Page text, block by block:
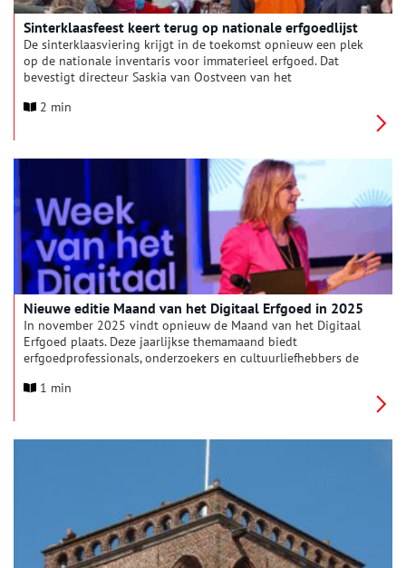
Sinterklaasfeest keert terug op nationale erfgoedlijst
De sinterklaasviering krijgt in de toekomst opnieuw een plek
op de nationale inventaris voor immaterieel erfgoed. Dat
bevestigt directeur Saskia van Oostveen van het
berichtgeving van het AD. Het feest stond eerder al op de lijst,
2 min
Nieuwe editie Maand van het Digitaal Erfgoed in 2025
In november 2025 vindt opnieuw de Maand van het Digitaal
Erfgoed plaats. Deze jaarlijkse themamaand biedt
erfgoedprofessionals, onderzoekers en cultuurliefhebbers de
ontwikkelingen op het gebied van digitalisering binnen
1 min